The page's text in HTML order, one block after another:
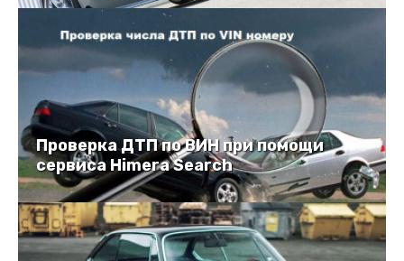
Проверка ДТП по ВИН при помощи
сервиса Himera Search